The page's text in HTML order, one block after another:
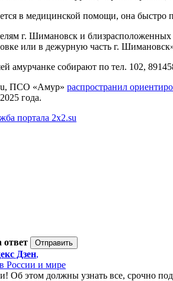
в медицинской помощи, она быстро
г. Шимановск и близрасположенных
или в дежурную часть г.
собирают по тел. 102,
ПСО «Амур» распространил
года.
портала 2x2.su
ответ
Дзен,
России и мире
Об этом должны узнать все, срочно